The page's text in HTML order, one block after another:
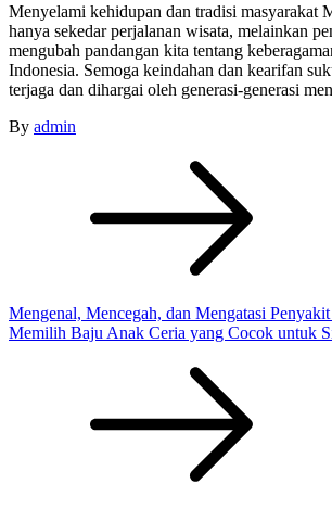
Menyelami kehidupan dan tradisi masyarakat
hanya sekedar perjalanan wisata, melainkan
mengubah pandangan kita tentang
Indonesia. Semoga keindahan dan kearifan
terjaga dan dihargai oleh generasi-generasi
By admin
Mengenal, Mencegah, dan Mengatasi
Memilih Baju Anak Ceria yang Cocok untuk